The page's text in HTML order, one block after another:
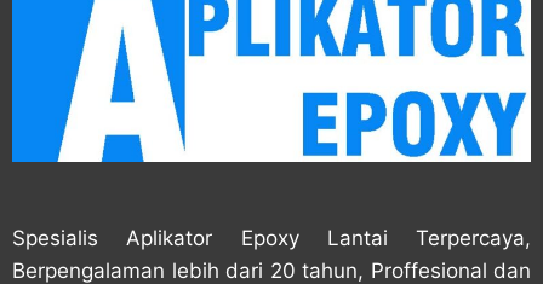
Spesialis Aplikator Epoxy Lantai Terpercaya,
Berpengalaman lebih dari 20 tahun, Proffesional dan